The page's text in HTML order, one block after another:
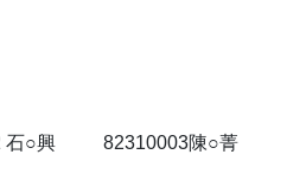
○興 82310003陳○菁